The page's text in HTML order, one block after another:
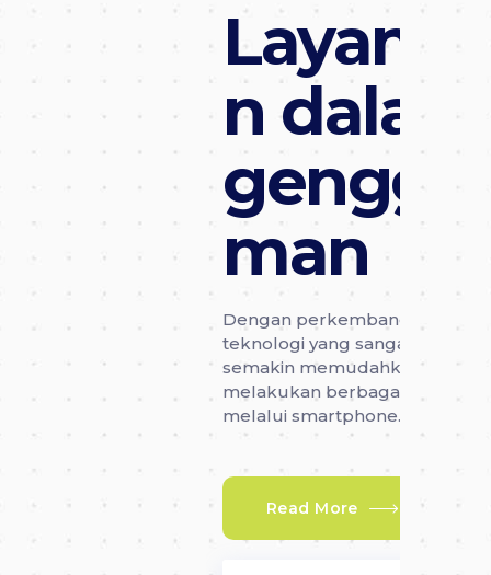
Layana
n dalam
gengga
man
Dengan perkembangan
teknologi yang sangat pesat,
semakin memudahkan untuk
melakukan berbagai kegiatan
melalui smartphone.
Read More